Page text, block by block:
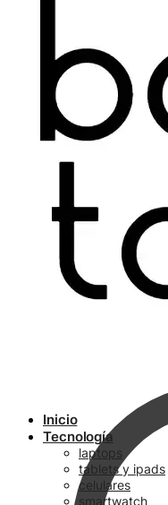
Inicio
Tecnología
laptops
tablets y ipads
celulares
smartwatch